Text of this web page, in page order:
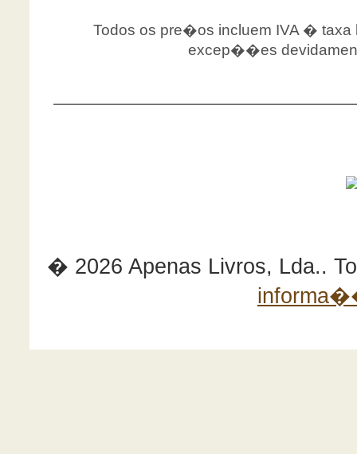
Todos os pre�os incluem IVA � taxa
excep��es
� 2026 Apenas Livros, Lda..